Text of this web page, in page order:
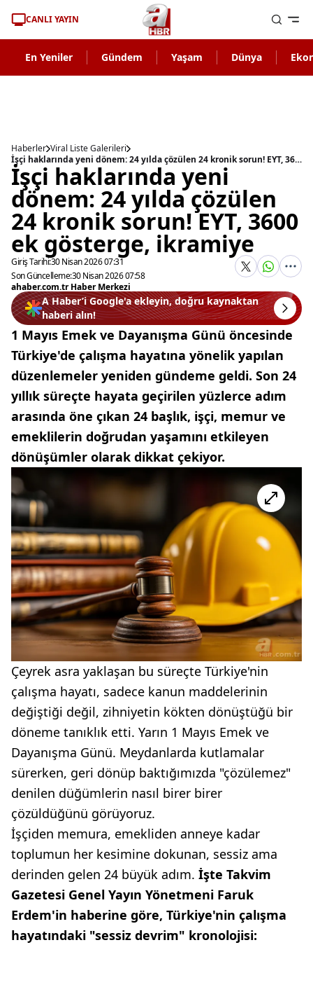
CANLI YAYIN
En Yeniler Gündem Yaşam Dünya
Haberler Viral Liste Galerileri
İşçi haklarında yeni dönem: 24 yılda çözülen 24 kronik sorun! EYT, 3600 ek gösterge, ikramiye
İşçi haklarında yeni
dönem: 24 yılda çözülen
24 kronik sorun! EYT, 3600
ek gösterge, ikramiye
Giriş Tarihi:30 Nisan 2026 07:31
Son Güncelleme:30 Nisan 2026 07:58
ahaber.com.tr Haber Merkezi
A Haber’i Google'a ekleyin, doğru kaynaktan
haberi alın!
1 Mayıs Emek ve Dayanışma Günü öncesinde
Türkiye'de çalışma hayatına yönelik yapılan
düzenlemeler yeniden gündeme geldi. Son 24
yıllık süreçte hayata geçirilen yüzlerce adım
arasında öne çıkan 24 başlık, işçi, memur ve
emeklilerin doğrudan yaşamını etkileyen
dönüşümler olarak dikkat çekiyor.
Çeyrek asra yaklaşan bu süreçte Türkiye'nin
çalışma hayatı, sadece kanun maddelerinin
değiştiği değil, zihniyetin kökten dönüştüğü bir
döneme tanıklık etti. Yarın 1 Mayıs Emek ve
Dayanışma Günü. Meydanlarda kutlamalar
sürerken, geri dönüp baktığımızda "çözülemez"
denilen düğümlerin nasıl birer birer
çözüldüğünü görüyoruz.
İşçiden memura, emekliden anneye kadar
toplumun her kesimine dokunan, sessiz ama
derinden gelen 24 büyük adım. İşte Takvim
Gazetesi Genel Yayın Yönetmeni Faruk
Erdem'in haberine göre, Türkiye'nin çalışma
hayatındaki "sessiz devrim" kronolojisi: